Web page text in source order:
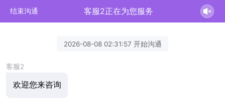
结束沟通 客服2正在为您服务
2026-08-08 02:31:57 开始沟通
客服2
欢迎您来咨询